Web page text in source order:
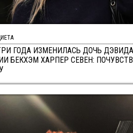
ГОДА ИЗМЕНИЛАСЬ ДОЧЬ
БЕКХЭМ ХАРПЕР СЕВЕН: